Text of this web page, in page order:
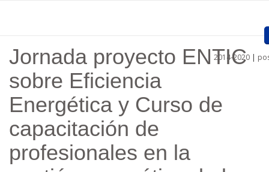
Presentación
Proyectos Aprobados
Convocatorias
Procedimientos
2014-2020 |
Jornada proyecto ENTIC
sobre Eficiencia
Energética y Curso de
capacitación de
profesionales en la